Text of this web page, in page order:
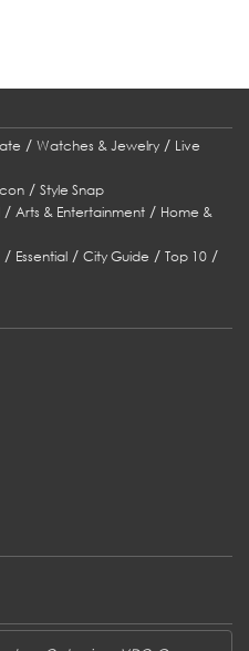
/ Watches & Jewelry/ Live
/ Style Snap
/ Arts & Entertainment/ Home &
/ Essential /City Guide /Top 10 /